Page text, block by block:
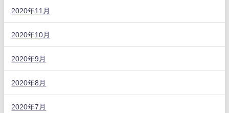
2020年11月
2020年10月
2020年9月
2020年8月
2020年7月